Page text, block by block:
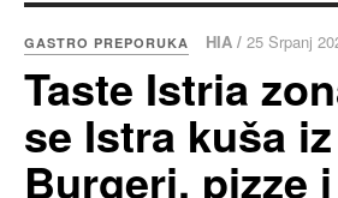
GASTRO PREPORUKA HIA / 25 Srpanj
Taste Istria
se Istra kuša
Burgeri, pizze i